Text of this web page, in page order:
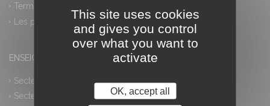
Terminale générale
Les plus
ENSEIGNEMENT PROFESSIONNEL
Secteur industriel
Secteur tertiaire
This site uses cookies
and gives you control
over what you want to
activate
OK, accept all